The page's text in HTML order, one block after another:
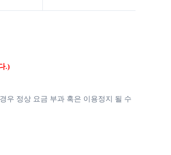
.)
우 정상 요금 부과 혹은 이용정지 될 수